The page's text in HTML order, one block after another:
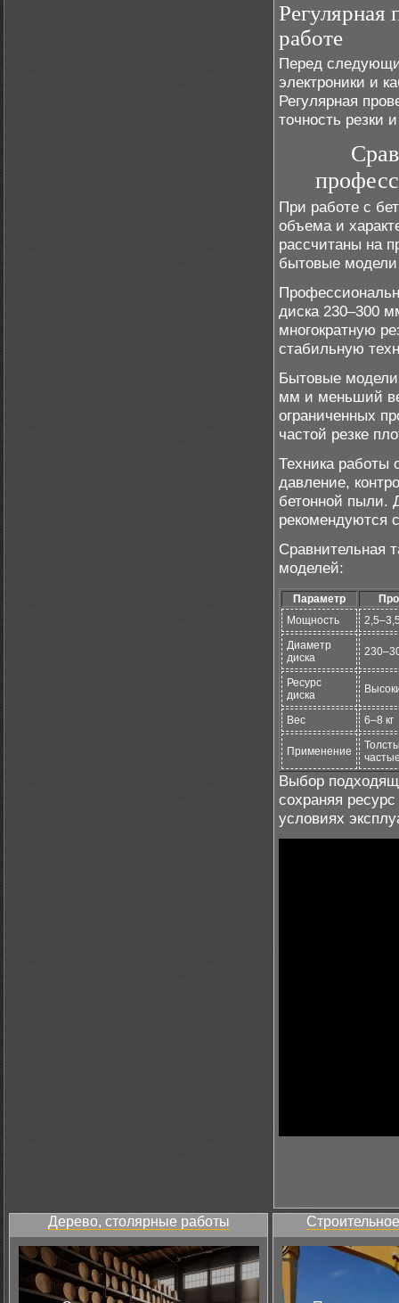
Регулярная
работе
Перед
электроники и
Регулярная
точность резки
При работе с
объема и
рассчитаны на
бытовые модели
диска 230–300
многократную
стабильную
Бытовые
мм и меньший
ограниченных
частой резке
Техника работы
давление,
бетонной пыли.
рекомендуются
Сравнительная
моделей:
Параметр
Мощность
Диаметр
диска
Ресурс
диска
Вес 6–8 кг
Применение
Выбор
сохраняя
условиях
Дерево, столярные работы